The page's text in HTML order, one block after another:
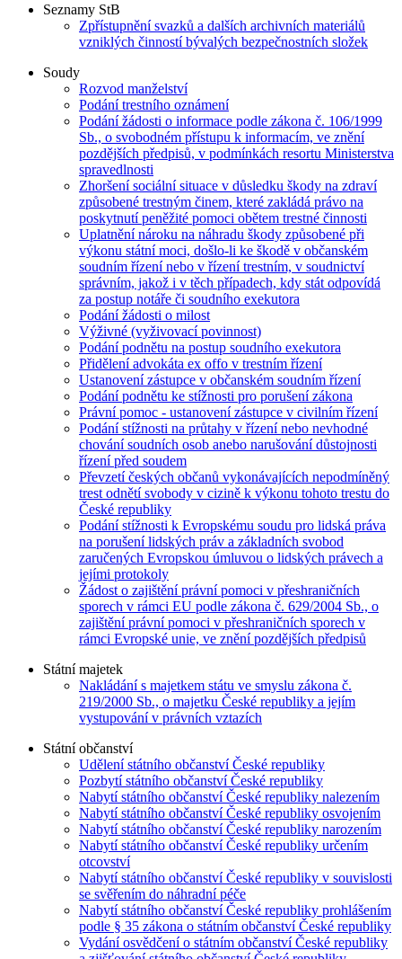
Seznamy StB
Zpřístupnění svazků a dalších archivních materiálů
vzniklých činností bývalých bezpečnostních složek
Soudy
Rozvod manželství
Podání trestního oznámení
Podání žádosti o informace podle zákona č. 106/1999
Sb., o svobodném přístupu k informacím, ve znění
pozdějších předpisů, v podmínkách resortu Ministerstva
spravedlnosti
Zhoršení sociální situace v důsledku škody na zdraví
způsobené trestným činem, které zakládá právo na
poskytnutí peněžité pomoci obětem trestné činnosti
Uplatnění nároku na náhradu škody způsobené při
výkonu státní moci, došlo-li ke škodě v občanském
soudním řízení nebo v řízení trestním, v soudnictví
správním, jakož i v těch případech, kdy stát odpovídá
za postup notáře či soudního exekutora
Podání žádosti o milost
Výživné (vyživovací povinnost)
Podání podnětu na postup soudního exekutora
Přidělení advokáta ex offo v trestním řízení
Ustanovení zástupce v občanském soudním řízení
Podání podnětu ke stížnosti pro porušení zákona
Právní pomoc - ustanovení zástupce v civilním řízení
Podání stížnosti na průtahy v řízení nebo nevhodné
chování soudních osob anebo narušování důstojnosti
řízení před soudem
Převzetí českých občanů vykonávajících nepodmíněný
trest odnětí svobody v cizině k výkonu tohoto trestu do
České republiky
Podání stížnosti k Evropskému soudu pro lidská práva
na porušení lidských práv a základních svobod
zaručených Evropskou úmluvou o lidských právech a
jejími protokoly
Žádost o zajištění právní pomoci v přeshraničních
sporech v rámci EU podle zákona č. 629/2004 Sb., o
zajištění právní pomoci v přeshraničních sporech v
rámci Evropské unie, ve znění pozdějších předpisů
Státní majetek
Nakládání s majetkem státu ve smyslu zákona č.
219/2000 Sb., o majetku České republiky a jejím
vystupování v právních vztazích
Státní občanství
Udělení státního občanství České republiky
Pozbytí státního občanství České republiky
Nabytí státního občanství České republiky nalezením
Nabytí státního občanství České republiky osvojením
Nabytí státního občanství České republiky narozením
Nabytí státního občanství České republiky určením
otcovství
Nabytí státního občanství České republiky v souvislosti
se svěřením do náhradní péče
Nabytí státního občanství České republiky prohlášením
podle § 35 zákona o státním občanství České republiky
Vydání osvědčení o státním občanství České republiky